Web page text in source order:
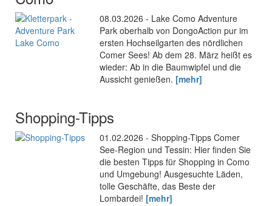
08.03.2026 - Lake Como Adventure
Park oberhalb von DongoAction pur im
ersten Hochseilgarten des nördlichen
Comer Sees! Ab dem 28. März heißt es
wieder: Ab in die Baumwipfel und die
Aussicht genießen. [mehr]
Shopping-Tipps
01.02.2026 - Shopping-Tipps Comer
See-Region und Tessin: Hier finden Sie
die besten Tipps für Shopping in Como
und Umgebung! Ausgesuchte Läden,
tolle Geschäfte, das Beste der
Lombardei! [mehr]